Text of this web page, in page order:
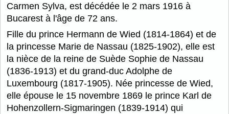
Carmen Sylva, est décédée le 2 mars 1916 à
Bucarest à l'âge de 72 ans.
Fille du prince Hermann de Wied (1814-1864) et de
la princesse Marie de Nassau (1825-1902), elle est
la nièce de la reine de Suède Sophie de Nassau
(1836-1913) et du grand-duc Adolphe de
Luxembourg (1817-1905). Née princesse de Wied,
elle épouse le 15 novembre 1869 le prince Karl de
Hohenzollern-Sigmaringen (1839-1914) qui